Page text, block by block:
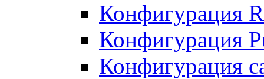
Конфигурация
Конфигурация
Конфигурация